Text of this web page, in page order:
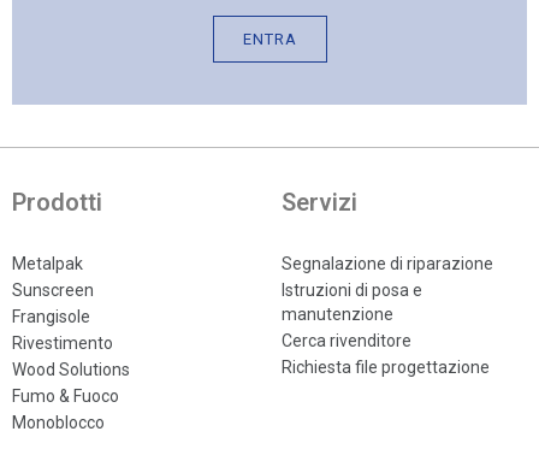
ENTRA
Prodotti
Metalpak
Sunscreen
Frangisole
Rivestimento
Wood Solutions
Fumo & Fuoco
Monoblocco
Servizi
Segnalazione di riparazione
Istruzioni di posa e
manutenzione
Cerca rivenditore
Richiesta file progettazione